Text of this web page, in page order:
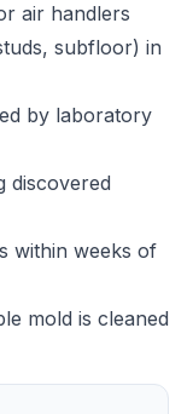
air handlers
subfloor) in
by laboratory
discovered
within weeks of
mold is cleaned